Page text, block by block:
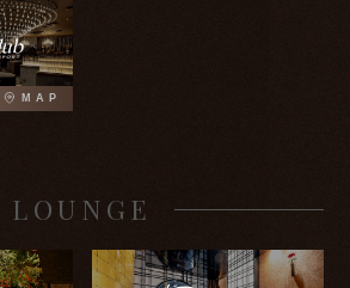
MAP
LOUNGE